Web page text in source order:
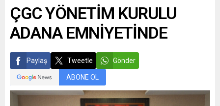
ÇGC YÖNETİM KURULU
ADANA EMNİYETİNDE
Paylaş Tweetle Gönder
ABONE OL